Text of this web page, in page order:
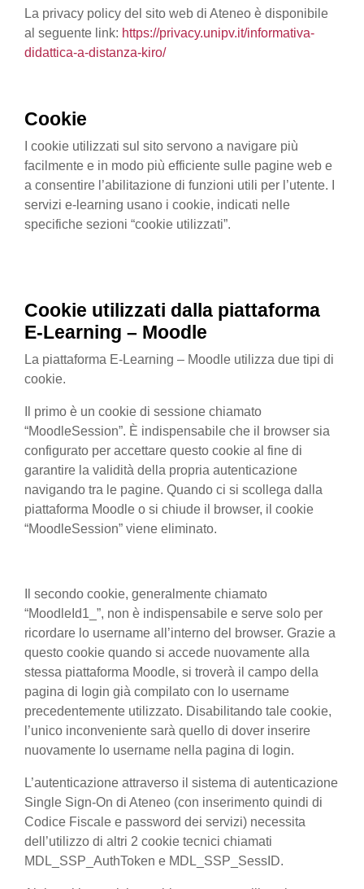
La privacy policy del sito web di Ateneo è disponibile
al seguente link: https://privacy.unipv.it/informativa-
didattica-a-distanza-kiro/
Cookie
I cookie utilizzati sul sito servono a navigare più
facilmente e in modo più efficiente sulle pagine web e
a consentire l’abilitazione di funzioni utili per l’utente. I
servizi e-learning usano i cookie, indicati nelle
specifiche sezioni “cookie utilizzati”.
Cookie utilizzati dalla piattaforma
E-Learning – Moodle
La piattaforma E-Learning – Moodle utilizza due tipi di
cookie.
Il primo è un cookie di sessione chiamato
“MoodleSession”. È indispensabile che il browser sia
configurato per accettare questo cookie al fine di
garantire la validità della propria autenticazione
navigando tra le pagine. Quando ci si scollega dalla
piattaforma Moodle o si chiude il browser, il cookie
“MoodleSession” viene eliminato.
Il secondo cookie, generalmente chiamato
“MoodleId1_”, non è indispensabile e serve solo per
ricordare lo username all’interno del browser. Grazie a
questo cookie quando si accede nuovamente alla
stessa piattaforma Moodle, si troverà il campo della
pagina di login già compilato con lo username
precedentemente utilizzato. Disabilitando tale cookie,
l’unico inconveniente sarà quello di dover inserire
nuovamente lo username nella pagina di login.
L’autenticazione attraverso il sistema di autenticazione
Single Sign-On di Ateneo (con inserimento quindi di
Codice Fiscale e password dei servizi) necessita
dell’utilizzo di altri 2 cookie tecnici chiamati
MDL_SSP_AuthToken e MDL_SSP_SessID.